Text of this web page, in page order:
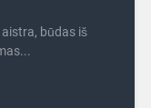
būdas iš